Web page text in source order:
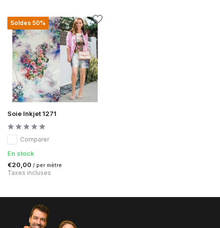
Soldes 50%
Soie Inkjet 1271
Comparer
En stock
€20,00 / per mètre
Taxes incluses